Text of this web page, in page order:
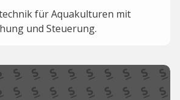
für Aquakulturen mit
und Steuerung.